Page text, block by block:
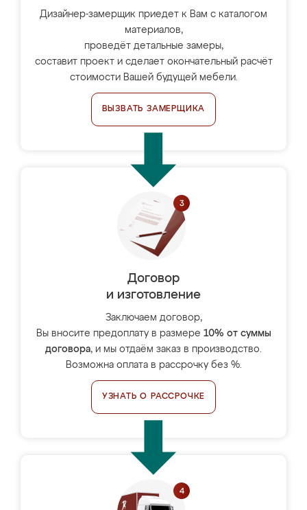
Дизайнер-замерщик приедет к Вам с каталогом
материалов,
проведёт детальные замеры,
составит проект и сделает окончательный расчёт
стоимости Вашей будущей мебели.
ВЫЗВАТЬ ЗАМЕРЩИКА
Договор
и изготовление
Заключаем договор,
Вы вносите предоплату в размере 10% от суммы
договора, и мы отдаём заказ в производство.
Возможна оплата в рассрочку без %.
УЗНАТЬ О РАССРОЧКЕ